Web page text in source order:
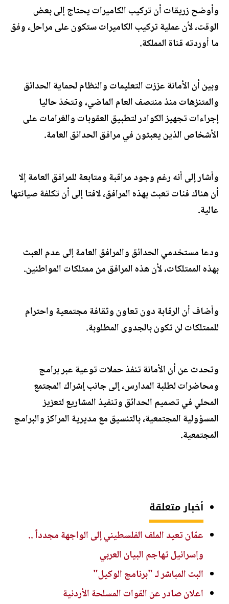
وأوضح زريقات أن تركيب الكاميرات يحتاج إلى بعض
الوقت، لأن عملية تركيب الكاميرات ستكون على مراحل، وفق
ما أوردته قناة المملكة.
وبين أن الأمانة عززت التعليمات والنظام لحماية الحدائق
والمتنزهات منذ منتصف العام الماضي، وتتخذ حاليا
إجراءات تجهيز الكوادر لتطبيق العقوبات والغرامات على
الأشخاص الذين يعبثون في مرافق الحدائق العامة.
وأشار إلى أنه رغم وجود مراقبة ومتابعة للمرافق العامة إلا
أن هناك فئات تعبث بهذه المرافق، لافتا إلى أن تكلفة صيانتها
عالية.
ودعا مستخدمي الحدائق والمرافق العامة إلى عدم العبث
بهذه الممتلكات، لأن هذه المرافق من ممتلكات المواطنين.
وأضاف أن الرقابة دون تعاون وثقافة مجتمعية واحترام
للممتلكات لن تكون بالجدوى المطلوبة.
وتحدث عن أن الأمانة تنفذ حملات توعية عبر برامج
ومحاضرات لطلبة المدارس، إلى جانب إشراك المجتمع
المحلي في تصميم الحدائق وتنفيذ المشاريع لتعزيز
المسؤولية المجتمعية، بالتنسيق مع مديرية المراكز والبرامج
المجتمعية.
أخبار متعلقة
عمّان تعيد الملف الفلسطيني إلى الواجهة مجدداً ..
وإسرائيل تهاجم البيان العربي
البث المباشر لـ "برنامج الوكيل"
اعلان صادر عن القوات المسلحة الأردنية